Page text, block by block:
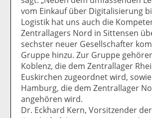
vom Einkauf über Digitalisierung
Logistik hat uns auch die
Zentrallagers Nord in Sittensen
sechster neuer Gesellschafter
Gruppe hinzu. Zur Gruppe
Koblenz, die dem Zentrallager
Euskirchen zugeordnet wird,
Hamburg, die dem Zentrallager
angehören wird.
Dr. Eckhard Kern, Vorsitzender der